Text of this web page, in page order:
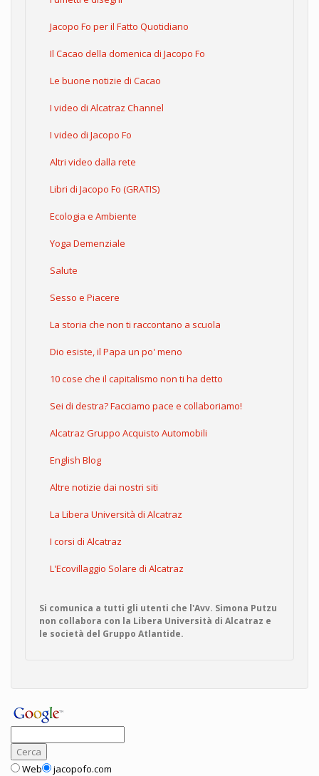
Jacopo Fo per il Fatto Quotidiano
Il Cacao della domenica di Jacopo Fo
Le buone notizie di Cacao
I video di Alcatraz Channel
I video di Jacopo Fo
Altri video dalla rete
Libri di Jacopo Fo (GRATIS)
Ecologia e Ambiente
Yoga Demenziale
Salute
Sesso e Piacere
La storia che non ti raccontano a scuola
Dio esiste, il Papa un po' meno
10 cose che il capitalismo non ti ha detto
Sei di destra? Facciamo pace e collaboriamo!
Alcatraz Gruppo Acquisto Automobili
English Blog
Altre notizie dai nostri siti
La Libera Università di Alcatraz
I corsi di Alcatraz
L'Ecovillaggio Solare di Alcatraz
Si comunica a tutti gli utenti che l'Avv. Simona Putzu
non collabora con la Libera Università di Alcatraz e
le società del Gruppo Atlantide.
Web jacopofo.com